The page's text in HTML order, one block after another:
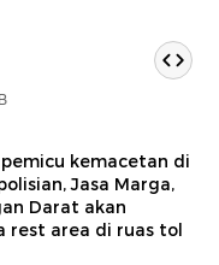
kemacetan di
Jasa Marga,
Darat akan
rest area di ruas tol